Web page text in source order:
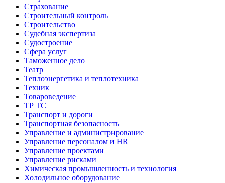
Страхование
Строительный контроль
Строительство
Судебная экспертиза
Судостроение
Сфера услуг
Таможенное дело
Театр
Теплоэнергетика и теплотехника
Техник
Товароведение
ТР ТС
Транспорт и дороги
Транспортная безопасность
Управление и администрирование
Управление персоналом и HR
Управление проектами
Управление рисками
Химическая промышленность и технология
Холодильное оборудование